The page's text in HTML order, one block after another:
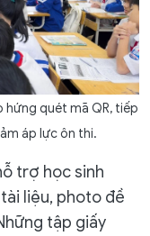
hứng quét mã QR, tiếp
áp lực ôn thi.
trợ học sinh
liệu, photo đề
tập giấy